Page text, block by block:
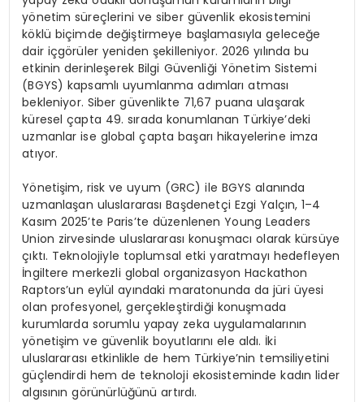
yönetim süreçlerini ve siber güvenlik ekosistemini
köklü biçimde değiştirmeye başlamasıyla geleceğe
dair içgörüler yeniden şekilleniyor. 2026 yılında bu
etkinin derinleşerek Bilgi Güvenliği Yönetim Sistemi
(BGYS) kapsamlı uyumlanma adımları atması
bekleniyor. Siber güvenlikte 71,67 puana ulaşarak
küresel çapta 49. sırada konumlanan Türkiye’deki
uzmanlar ise global çapta başarı hikayelerine imza
atıyor.
Yönetişim, risk ve uyum (GRC) ile BGYS alanında
uzmanlaşan uluslararası Başdenetçi Ezgi Yalçın, 1–4
Kasım 2025’te Paris’te düzenlenen Young Leaders
Union zirvesinde uluslararası konuşmacı olarak kürsüye
çıktı. Teknolojiyle toplumsal etki yaratmayı hedefleyen
İngiltere merkezli global organizasyon Hackathon
Raptors’un eylül ayındaki maratonunda da jüri üyesi
olan profesyonel, gerçekleştirdiği konuşmada
kurumlarda sorumlu yapay zeka uygulamalarının
yönetişim ve güvenlik boyutlarını ele aldı. İki
uluslararası etkinlikle de hem Türkiye’nin temsiliyetini
güçlendirdi hem de teknoloji ekosisteminde kadın lider
algısının görünürlüğünü artırdı.